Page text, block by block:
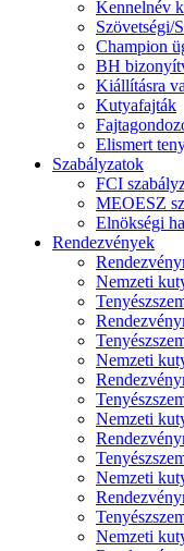
Kennelnév
Szövetségi/
Champion
BH
Kiállításra
Kutyafajták
Elismert
Szabályzatok
FCI
MEOESZ
Elnökségi
Rendezvények
Nemzeti
Nemzeti
Nemzeti
Nemzeti
Nemzeti